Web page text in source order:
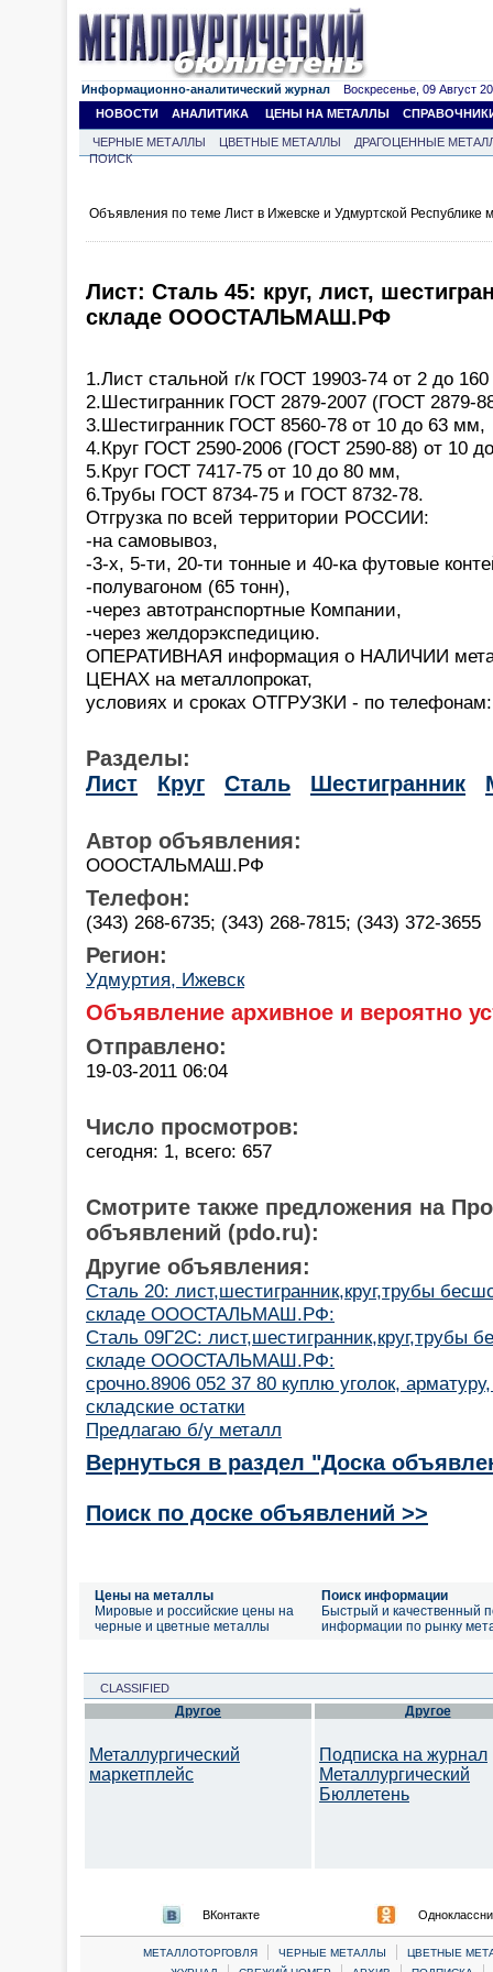
Информационно-аналитический журнал Воскресенье, 09 Август
НОВОСТИ
АНАЛИТИКА ЦЕНЫ НА МЕТАЛЛЫ
ЧЕРНЫЕ МЕТАЛЛЫ ЦВЕТНЫЕ МЕТАЛЛЫ
ДРАГОЦЕННЫЕ
ПОИСК
Объявления по теме Лист в Ижевске и Удмуртской Республике
Лист: Сталь 45: круг, лист,
складе ОООСТАЛЬМАШ.РФ
1.Лист стальной г/к ГОСТ 19903-74 от 2 до
2.Шестигранник ГОСТ 2879-2007 (ГОСТ 2879-
3.Шестигранник ГОСТ 8560-78 от 10 до 63 мм,
4.Круг ГОСТ 2590-2006 (ГОСТ 2590-88) от 10
5.Круг ГОСТ 7417-75 от 10 до 80 мм,
6.Трубы ГОСТ 8734-75 и ГОСТ 8732-78.
Отгрузка по всей территории РОССИИ:
-на самовывоз,
-3-х, 5-ти, 20-ти тонные и 40-ка футовые
-полувагоном (65 тонн),
-через автотранспортные Компании,
-через желдорэкспедицию.
ОПЕРАТИВНАЯ информация о НАЛИЧИИ
ЦЕНАХ на металлопрокат,
условиях и сроках ОТГРУЗКИ - по телефонам:
Разделы:
Лист
Круг Сталь Шестигранник
Автор объявления:
ОООСТАЛЬМАШ.РФ
Телефон:
(343) 268-6735; (343) 268-7815; (343) 372-3655
Регион:
Удмуртия, Ижевск
Объявление архивное и вероятно
Отправлено:
19-03-2011 06:04
Число просмотров:
сегодня: 1, всего: 657
Смотрите также предложения на
объявлений (pdo.ru):
Другие объявления:
Сталь 20: лист,шестигранник,круг,трубы
складе ОООСТАЛЬМАШ.РФ:
Сталь 09Г2С: лист,шестигранник,круг,трубы
складе ОООСТАЛЬМАШ.РФ:
срочно.8906 052 37 80 куплю уголок,
складские остатки
Предлагаю б/у металл
Вернуться в раздел "Доска
Поиск по доске объявлений >>
Цены на металлы
Мировые и российские цены на
черные и цветные металлы
Поиск информации
Быстрый и качественный
информации по рынку
CLASSIFIED
Другое
Металлургический
маркетплейс
Другое
Подписка на журнал
Металлургический
Бюллетень
ВКонтакте
МЕТАЛЛОТОРГОВЛЯ | ЧЕРНЫЕ МЕТАЛЛЫ |
ЦВЕТНЫЕ